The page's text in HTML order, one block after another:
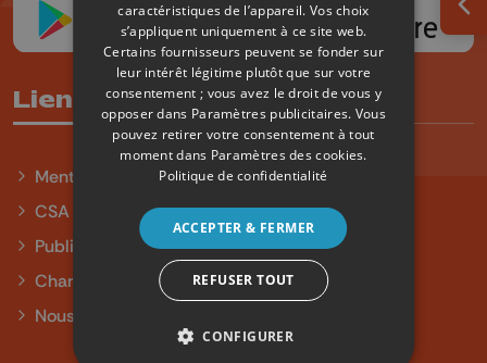
Liens utiles
Mentions légales
CSA
Publicité
Charte sur l'égalité et la diversité
Nous contacter
caractéristiques de l’appareil. Vos choix
s’appliquent uniquement à ce site web.
Certains fournisseurs peuvent se fonder sur
leur intérêt légitime plutôt que sur votre
consentement ; vous avez le droit de vous y
opposer dans Paramètres publicitaires. Vous
pouvez retirer votre consentement à tout
moment dans Paramètres des cookies.
Politique de confidentialité
ACCEPTER & FERMER
REFUSER TOUT
CONFIGURER